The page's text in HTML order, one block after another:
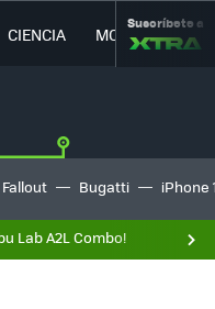
CIENCIA MOVILIDAD
Suscríbete a
Fallout Bugatti iPhone
Lab A2L Combo!